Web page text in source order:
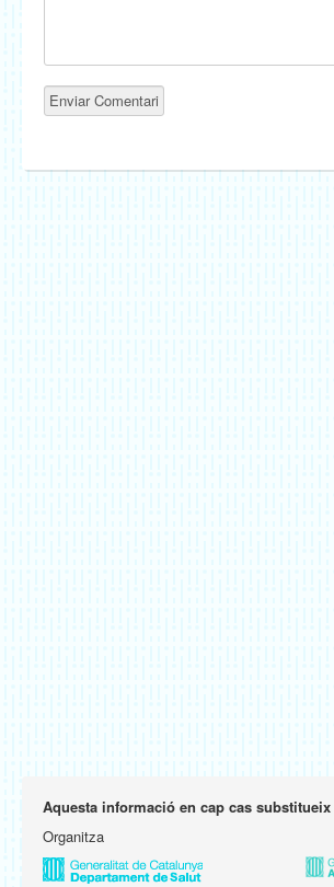
Aquesta informació en cap cas
Organitza